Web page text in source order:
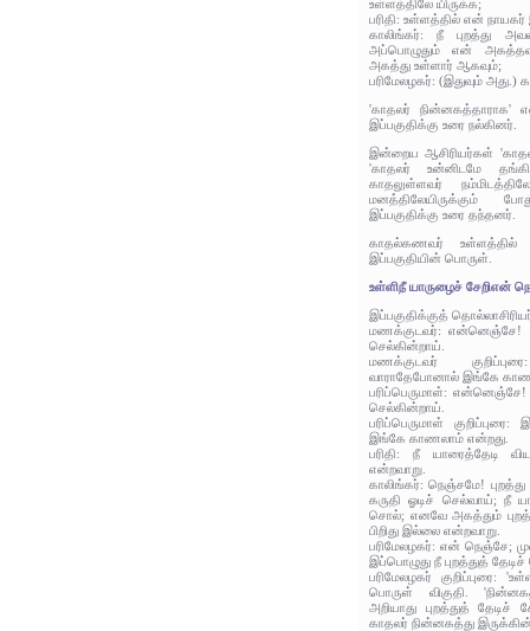
உள்ளத்திலே யிருக்க;
பரிதி: உள்ளத்தில் என்
காலிங்கர்: நீ புறத்து
அப்பொழுதும் என்
அகத்து உள்ளார் ஆகவும்;
பரிமேலழகர்: (இதுவும்
'காதலர் நின்னகத்தாராக'
இப்பகுதிக்கு உரை நல்கினர்.
இன்றைய ஆசிரியர்கள்
'காதலர் உன்னிடமே
காதலுள்ளவர்
மனத்திலேயிருக்கும்
இப்பகுதிக்கு உரை தந்தனர்.
காதல்கணவர் உள்ளத்தில்
இப்பகுதியின் பொருள்.
உள்ளிநீ யாருழைச் சேறிஎன்
இப்பகுதிக்குத்
மணக்குடவர்: என்னெஞ்சே! நீ
செல்கின்றாய்.
மணக்குடவர்
வாராதேபோனால் இங்கே
பரிப்பெருமாள்: என்னெஞ்சே!
செல்கின்றாய்.
பரிப்பெருமாள்
இங்கே காணலாம் என்றது.
பரிதி: நீ யாரைத்தேடி
என்றவாறு.
காலிங்கர்: நெஞ்சமே!
கருதி ஓடிச் செல்வாய்; நீ
சொல்; எனவே அகத்தும்
பிறிது இல்லை என்றவாறு.
பரிமேலழகர்: என் நெஞ்சே;
இப்பொழுது நீ புறத்துத்
பரிமேலழகர் குறிப்புரை:
பொருள் விகுதி.
அறியாது புறத்துத்
காதலர் நின்னகத்து